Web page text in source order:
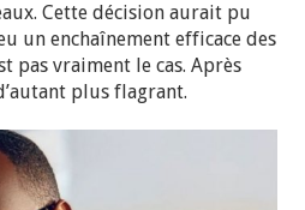
Cette décision aurait pu
un enchaînement efficace des
pas vraiment le cas. Après
plus flagrant.